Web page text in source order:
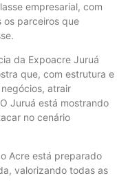
empresarial, com
os parceiros que
da Expoacre Juruá
que, com estrutura e
atrair
Juruá está mostrando
no cenário
Acre está preparado
valorizando todas as